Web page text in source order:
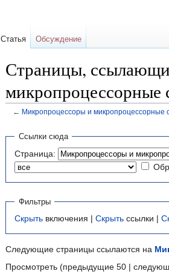
Страницы,
микропроцессорные
← Микропроцессоры и микропроцессорные
Перейти
навигации
Перейти
поиску
Ссылки сюда
Страница:
Фильтры
Скрыть включения | Скрыть ссылки |
Следующие страницы ссылаются на
Просмотреть (предыдущие 50 |
Статья Обсуждение